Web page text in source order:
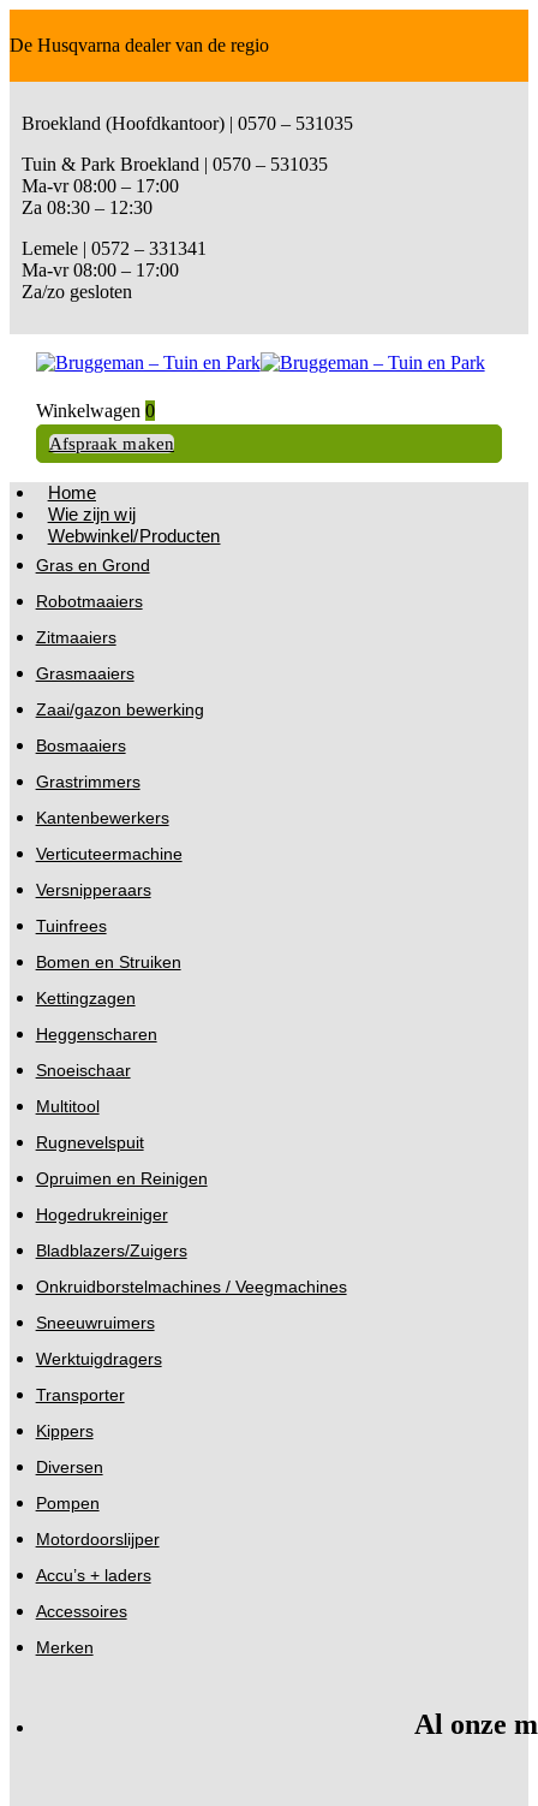
De Husqvarna dealer van de regio
Broekland (Hoofdkantoor) | 0570 – 531035
Tuin & Park Broekland | 0570 – 531035
Ma-vr 08:00 – 17:00
Za 08:30 – 12:30
Lemele | 0572 – 331341
Ma-vr 08:00 – 17:00
Za/zo gesloten
Winkelwagen 0
Afspraak maken
Home
Wie zijn wij
Webwinkel/Producten
Gras en Grond
Robotmaaiers
Zitmaaiers
Grasmaaiers
Zaai/gazon bewerking
Bosmaaiers
Grastrimmers
Kantenbewerkers
Verticuteermachine
Versnipperaars
Tuinfrees
Bomen en Struiken
Kettingzagen
Heggenscharen
Snoeischaar
Multitool
Rugnevelspuit
Opruimen en Reinigen
Hogedrukreiniger
Bladblazers/Zuigers
Onkruidborstelmachines / Veegmachines
Sneeuwruimers
Werktuigdragers
Transporter
Kippers
Diversen
Pompen
Motordoorslijper
Accu’s + laders
Accessoires
Merken
Al onze